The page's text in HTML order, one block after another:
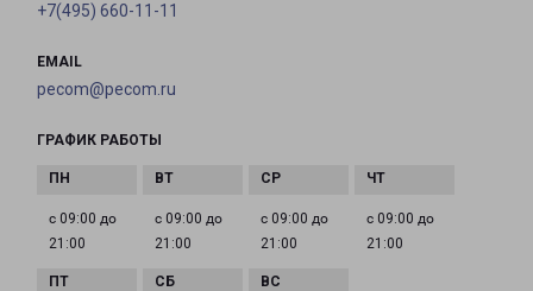
+7(495) 660-11-11
EMAIL
pecom@pecom.ru
ГРАФИК РАБОТЫ
с 09:00 до
21:00
с 09:00 до
21:00
с 09:00 до
21:00
с 09:00 до
21:00